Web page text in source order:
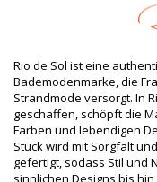
Material Oberstoff:
Futter: 84%
Spandex (LYCRA) -
UV-Schutz: UPF 50+
Abteilung: Damen,
Verpackung
nicht eingeschlossen)
HS CODE: 6112.41.0010
SKU: 1981126817
Rio de Sol ist eine
Bademodenmarke, die
Strandmode versorgt. In
geschaffen, schöpft die
Farben und lebendigen
Stück wird mit Sorgfalt
gefertigt, sodass Stil und
sinnlichen Designs bis